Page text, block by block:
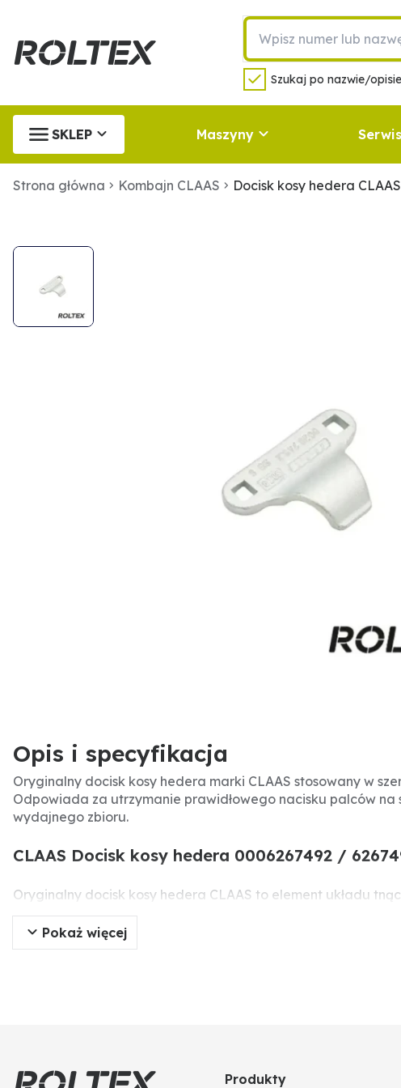
Szukaj po nazwie/opisie
SKLEP Maszyny Serwis
Strona główna Kombajn CLAAS Docisk kosy hedera
Opis i specyfikacja
Oryginalny docisk kosy hedera marki CLAAS stosowany w
Odpowiada za utrzymanie prawidłowego nacisku palców
wydajnego zbioru.
CLAAS Docisk kosy hedera 0006267492 /
Oryginalny docisk kosy hedera CLAAS to element układu
umożliwia czyste cięcie roślin, minimalizując straty ziarna i
kombajnu.
Zastosowanie:Hedery kombajnów CLAAS (Lexion, Tucano,
Pokaż więcej
Produkty